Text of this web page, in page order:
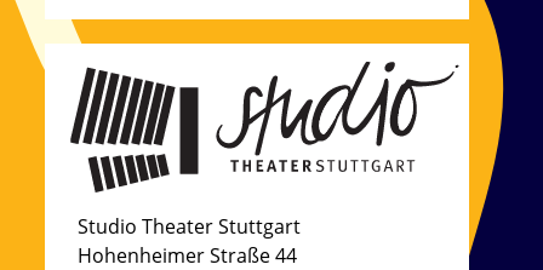
Studio Theater Stuttgart
Hohenheimer Straße 44